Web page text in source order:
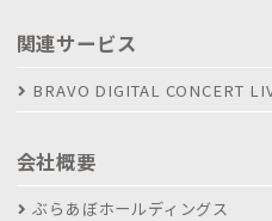
関連サービス
BRAVO DIGITAL CONCERT
会社概要
ぶらあぼホールディングス